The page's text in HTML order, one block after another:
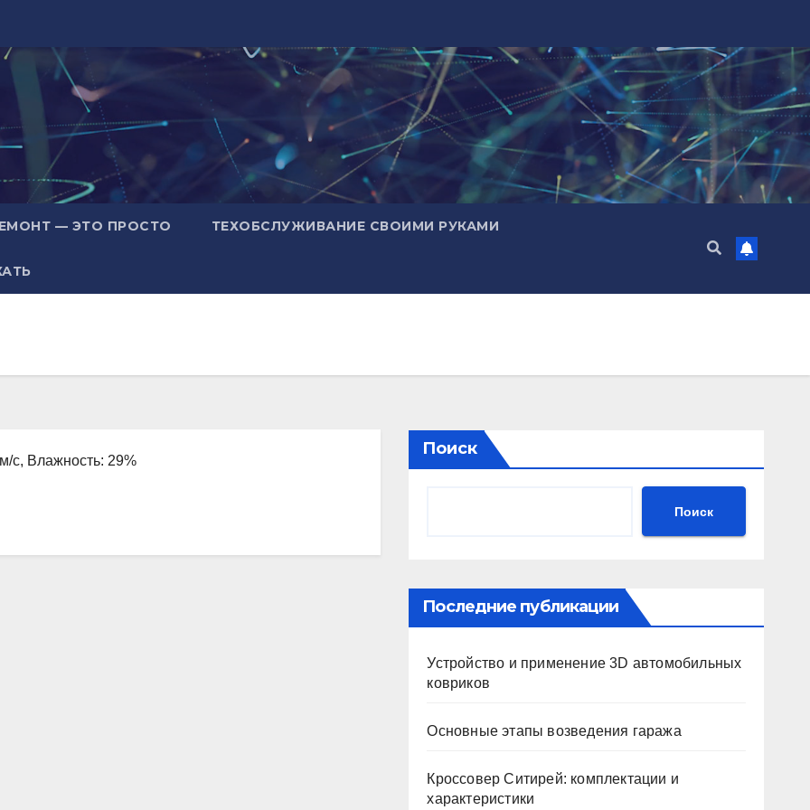
— ЭТО ПРОСТО ТЕХОБСЛУЖИВАНИЕ СВОИМИ РУКАМИ
с, Влажность: 29%
Поиск
Поиск
Последние публикации
Устройство и применение 3D автомобильных
ковриков
Основные этапы возведения гаража
Кроссовер Ситирей: комплектации и
характеристики